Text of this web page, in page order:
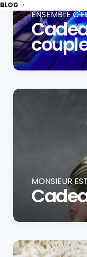
BLOG
ENSEMBLE
MONSIEUR